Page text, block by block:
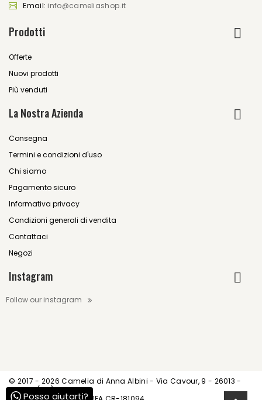
Posso aiutarti?
Email: info@cameliashop.it
Prodotti
Offerte
Nuovi prodotti
Più venduti
La Nostra Azienda
Consegna
Termini e condizioni d'uso
Chi siamo
Pagamento sicuro
Informativa privacy
Condizioni generali di vendita
Contattaci
Negozi
Instagram
Follow our instagram
© 2017 - 2026 Camelia di Anna Albini - Via Cavour, 9 - 26013 -
Crema (CR)